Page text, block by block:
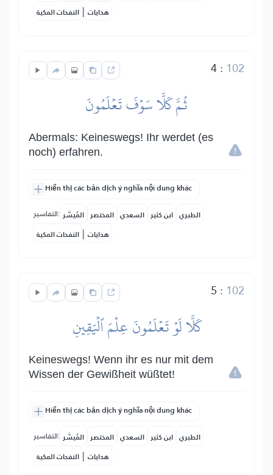
النفحات المكية | هدايات
4: 102
ثُمَّ كَلَّا سَوۡفَ تَعۡلَمُونَ
Abermals: Keineswegs! Ihr werdet (es
noch) erfahren.
Hiển thị các bản dịch ý nghĩa nội dung khác
التفاسير: المُيسَّر المختصر السعدي ابن كثير الطبري
النفحات المكية | هدايات
5 : 102
كَلَّا لَوۡ تَعۡلَمُونَ عِلۡمَ ٱلۡيَقِينِ
Keineswegs! Wenn ihr es nur mit dem
Wissen der Gewißheit wüßtet!
Hiển thị các bản dịch ý nghĩa nội dung khác
التفاسير: المُيسَّر المختصر السعدي ابن كثير الطبري
النفحات المكية | هدايات